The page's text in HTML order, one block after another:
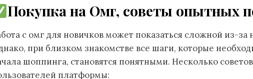
Покупка на Омг, советы опытных
с омг для новичков может показаться сложной из-за
при близком знакомстве все шаги, которые
шоппинга, становятся понятными. Несколько
платформы: